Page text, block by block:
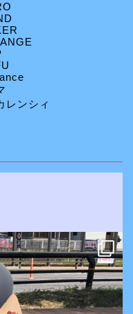
レンシィ